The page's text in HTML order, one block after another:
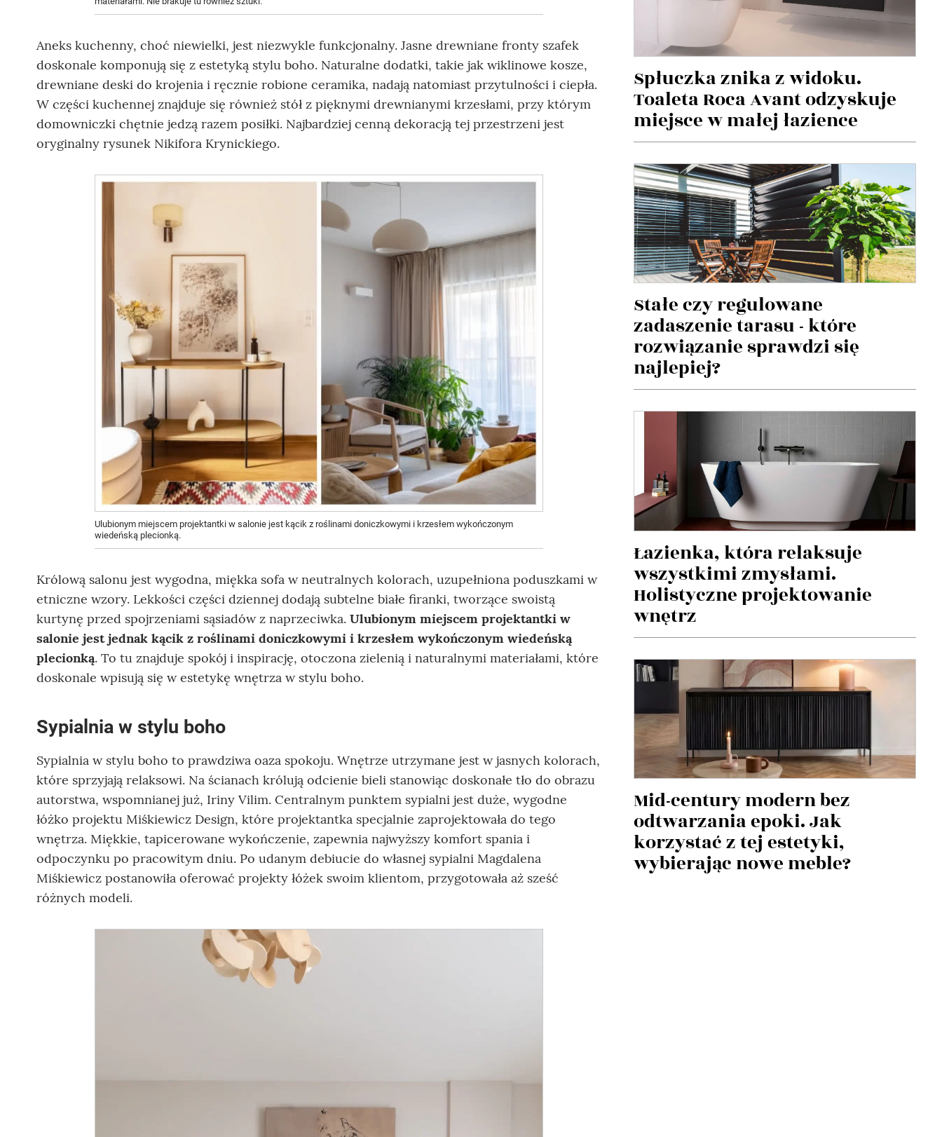
Aneks kuchenny, choć niewielki, jest niezwykle funkcjonalny. Jasne drewniane fronty szafek
doskonale komponują się z estetyką stylu boho. Naturalne dodatki, takie jak wiklinowe kosze,
drewniane deski do krojenia i ręcznie robione ceramika, nadają natomiast przytulności i ciepła.
W części kuchennej znajduje się również stół z pięknymi drewnianymi krzesłami, przy którym
domowniczki chętnie jedzą razem posiłki. Najbardziej cenną dekoracją tej przestrzeni jest
oryginalny rysunek Nikifora Krynickiego.
Ulubionym miejscem projektantki w salonie jest kącik z roślinami doniczkowymi i krzesłem wykończonym
wiedeńską plecionką.
Królową salonu jest wygodna, miękka sofa w neutralnych kolorach, uzupełniona poduszkami w
etniczne wzory. Lekkości części dziennej dodają subtelne białe firanki, tworzące swoistą
kurtynę przed spojrzeniami sąsiadów z naprzeciwka. Ulubionym miejscem projektantki w
salonie jest jednak kącik z roślinami doniczkowymi i krzesłem wykończonym wiedeńską
plecionką. To tu znajduje spokój i inspirację, otoczona zielenią i naturalnymi materiałami, które
doskonale wpisują się w estetykę wnętrza w stylu boho.
Sypialnia w stylu boho
Sypialnia w stylu boho to prawdziwa oaza spokoju. Wnętrze utrzymane jest w jasnych kolorach,
które sprzyjają relaksowi. Na ścianach królują odcienie bieli stanowiąc doskonałe tło do obrazu
autorstwa, wspomnianej już, Iriny Vilim. Centralnym punktem sypialni jest duże, wygodne
łóżko projektu Miśkiewicz Design, które projektantka specjalnie zaprojektowała do tego
wnętrza. Miękkie, tapicerowane wykończenie, zapewnia najwyższy komfort spania i
odpoczynku po pracowitym dniu. Po udanym debiucie do własnej sypialni Magdalena
Miśkiewicz postanowiła oferować projekty łóżek swoim klientom, przygotowała aż sześć
różnych modeli.
Spłuczka znika z widoku.
Toaleta Roca Avant odzyskuje
miejsce w małej łazience
Stałe czy regulowane
zadaszenie tarasu - które
rozwiązanie sprawdzi się
najlepiej?
Łazienka, która relaksuje
wszystkimi zmysłami.
Holistyczne projektowanie
wnętrz
Mid-century modern bez
odtwarzania epoki. Jak
korzystać z tej estetyki,
wybierając nowe meble?